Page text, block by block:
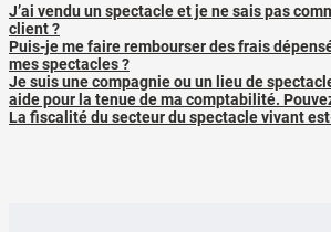
J’ai vendu un spectacle et je ne sais pas
client ?
Puis-je me faire rembourser des frais
mes spectacles ?
Je suis une compagnie ou un lieu de
aide pour la tenue de ma comptabilité.
La fiscalité du secteur du spectacle vivant